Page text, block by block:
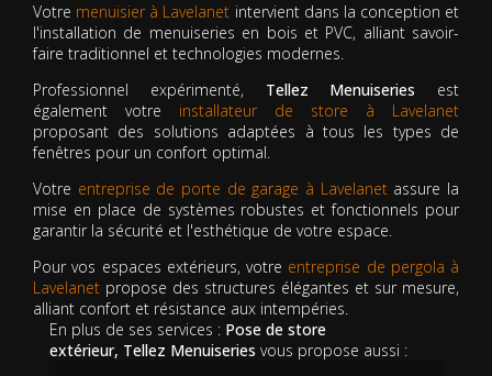
Votre menuisier à Lavelanet intervient dans la conception et
l'installation de menuiseries en bois et PVC, alliant savoir-
faire traditionnel et technologies modernes.
Professionnel expérimenté, Tellez Menuiseries est
également votre installateur de store à Lavelanet
proposant des solutions adaptées à tous les types de
fenêtres pour un confort optimal.
Votre entreprise de porte de garage à Lavelanetassure la
mise en place de systèmes robustes et fonctionnels pour
garantir la sécurité et l'esthétique de votre espace.
Pour vos espaces extérieurs, votre entreprise de pergola à
Lavelanet propose des structures élégantes et sur mesure,
alliant confort et résistance aux intempéries.
En plus de ses services : Pose de store
extérieur, Tellez Menuiseries vous propose aussi :